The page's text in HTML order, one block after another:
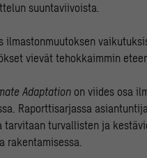
suuntaviivoista.
ilmastonmuutoksen
vievät tehokkaimmin
Adaptation on viides osa
Raporttisarjassa
turvallisten ja
rakentamisessa.